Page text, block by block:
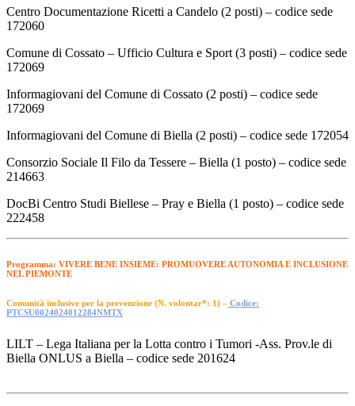
Centro Documentazione Ricetti a Candelo (2 posti) – codice sede
172060
Comune di Cossato – Ufficio Cultura e Sport (3 posti) – codice sede
172069
Informagiovani del Comune di Cossato (2 posti) – codice sede
172069
Informagiovani del Comune di Biella (2 posti) – codice sede 172054
Consorzio Sociale Il Filo da Tessere – Biella (1 posto) – codice sede
214663
DocBi Centro Studi Biellese – Pray e Biella (1 posto) – codice sede
222458
Programma: VIVERE BENE INSIEME: PROMUOVERE AUTONOMIA E INCLUSIONE
NEL PIEMONTE
Comunità inclusive per la prevenzione (N. volontar*: 1) – Codice:
PTCSU0024024012284NMTX
LILT – Lega Italiana per la Lotta contro i Tumori -Ass. Prov.le di
Biella ONLUS a Biella – codice sede 201624